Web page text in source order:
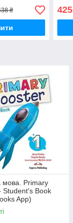
₴
мова. Primary
Student's Book
App)